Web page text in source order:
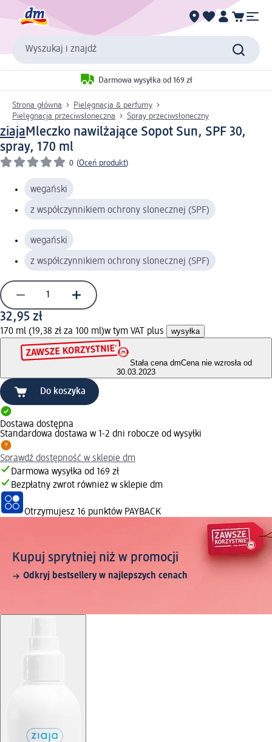
Wyszukaj i znajdź
Darmowa wysyłka od 169 zł
Strona główna
Pielęgnacja & perfumy
Pielęgnacja przeciwsłoneczna
Spray przeciwsłoneczny
ziajaMleczko nawilżające Sopot Sun, SPF 30,
spray, 170 ml
0 (Oceń produkt)
wegański
z współczynnikiem ochrony slonecznej (SPF)
wegański
z współczynnikiem ochrony slonecznej (SPF)
32,95 zł
170 ml (19,38 zł za 100 ml)w tym VAT plus wysyłka
Stała cena dmCena nie wzrosła od
30.03.2023
Do koszyka
Dostawa dostępna
Standardowa dostawa w 1-2 dni robocze od wysyłki
Sprawdź dostępność w sklepie dm
Darmowa wysyłka od 169 zł
Bezpłatny zwrot również w sklepie dm
Otrzymujesz 16 punktów PAYBACK
Kupuj sprytniej niż w promocji
Odkryj bestsellery w najlepszych cenach